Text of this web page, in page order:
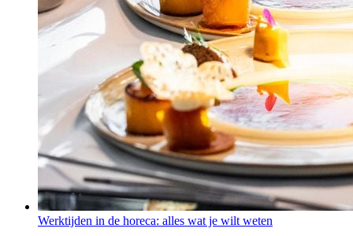
Werktijden in de horeca: alles wat je wilt weten